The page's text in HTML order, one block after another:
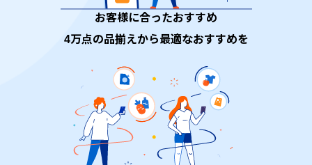
お客様に合ったおすすめ
4万点の品揃えから最適なおすすめを